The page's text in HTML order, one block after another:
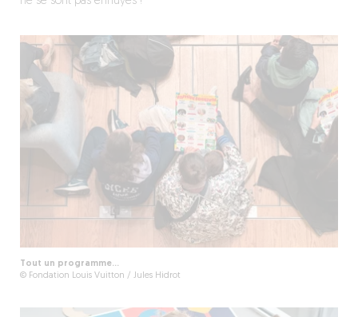
Tout un programme…
© Fondation Louis Vuitton / Jules Hidrot